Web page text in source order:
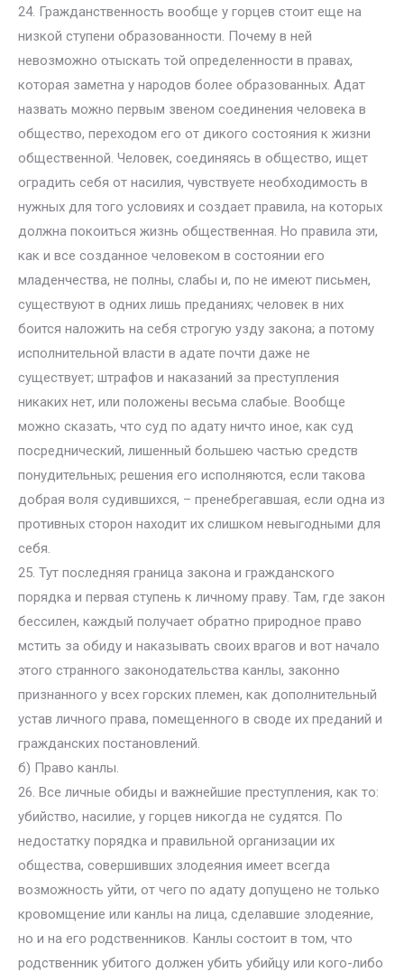
24. Гражданственность вообще у горцев стоит еще на
низкой ступени образованности. Почему в ней
невозможно отыскать той определенности в правах,
которая заметна у народов более образованных. Адат
назвать можно первым звеном соединения человека в
общество, переходом его от дикого состояния к жизни
общественной. Человек, соединяясь в общество, ищет
оградить себя от насилия, чувствуете необходимость в
нужных для того условиях и создает правила, на которых
должна покоиться жизнь общественная. Но правила эти,
как и все созданное человеком в состоянии его
младенчества, не полны, слабы и, по не имеют письмен,
существуют в одних лишь преданиях; человек в них
боится наложить на себя строгую узду закона; а потому
исполнительной власти в адате почти даже не
существует; штрафов и наказаний за преступления
никаких нет, или положены весьма слабые. Вообще
можно сказать, что суд по адату ничто иное, как суд
посреднический, лишенный большею частью средств
понудительных; решения его исполняются, если такова
добрая воля судившихся, – пренебрегавшая, если одна из
противных сторон находит их слишком невыгодными для
себя.
25. Тут последняя граница закона и гражданского
порядка и первая ступень к личному праву. Там, где закон
бессилен, каждый получает обратно природное право
мстить за обиду и наказывать своих врагов и вот начало
этого странного законодательства канлы, законно
признанного у всех горских племен, как дополнительный
устав личного права, помещенного в своде их преданий и
гражданских постановлений.
б) Право канлы.
26. Все личные обиды и важнейшие преступления, как то:
убийство, насилие, у горцев никогда не судятся. По
недостатку порядка и правильной организации их
общества, совершивших злодеяния имеет всегда
возможность уйти, от чего по адату допущено не только
кровомщение или канлы на лица, сделавшие злодеяние,
но и на его родственников. Канлы состоит в том, что
родственник убитого должен убить убийцу или кого-либо